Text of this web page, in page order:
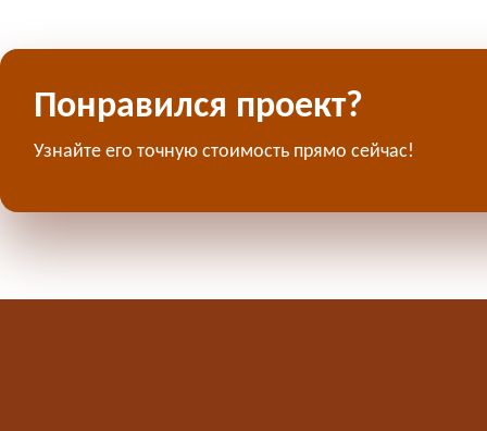
Понравился проект?
Узнайте его точную стоимость прямо сейчас!